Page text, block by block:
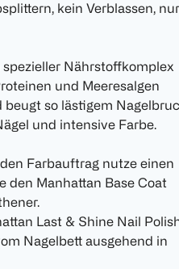
kein Verblassen, nur
Nährstoffkomplex
und Meeresalgen
so lästigem
und intensive Farbe.
Farbauftrag nutze einen
den Manhattan Base Coat
Last & Shine Nail
Nagelbett ausgehend in